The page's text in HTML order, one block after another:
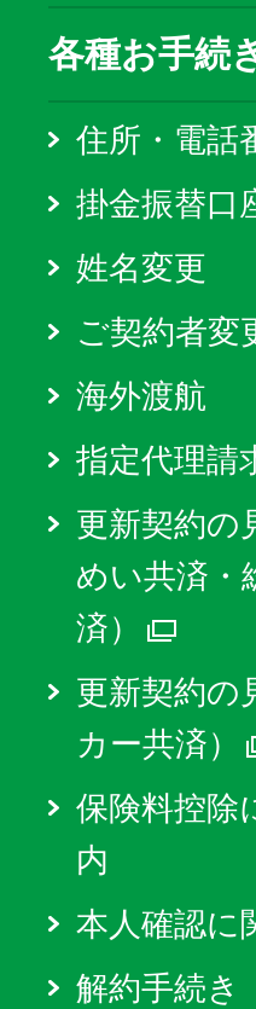
各種お手続
住所・電話
掛金振替口
姓名変更
ご契約者変
海外渡航
指定代理請
更新契約の
めい共済・
済）
更新契約の
カー共済）
保険料控除
内
本人確認に
解約手続き